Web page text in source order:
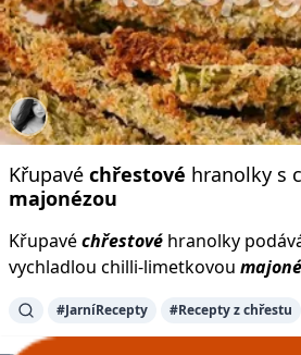
Křupavé chřestové hranolky s
majonézou
Křupavéchřestové hranolky
vychladlou chilli-limetkovou
#JarníRecepty #Recepty z chřestu